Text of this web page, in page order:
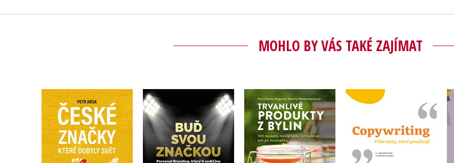
MOHLO BY VÁS TAKÉ ZAJÍMAT
České značky, které
dobyly svět
Kolektiv
Buď svou značkou
Michal Vydržel
,
Kateřina Toholová
Trvanlivé produkty z
bylin
Marina Westermann
,
Marina Westermannová
,
Petra Rehm-Hugová
Copywriting
Zuzana Veselá
Michaela Raková